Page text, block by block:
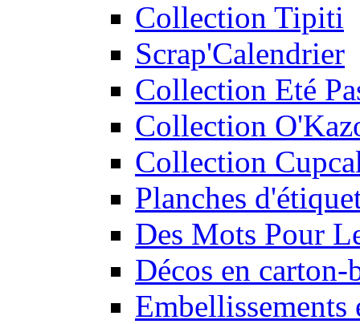
Collection Tipiti
Scrap'Calendrier
Collection Eté
Collection
Collection
Planches
Des Mots Pour
Décos en carton-
Embellissements